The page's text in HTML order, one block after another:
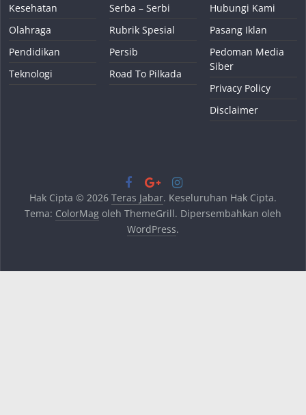
Kesehatan
Olahraga
Pendidikan
Teknologi
Serba – Serbi
Rubrik Spesial
Persib
Road To Pilkada
Hubungi Kami
Pasang Iklan
Pedoman Media
Siber
Privacy Policy
Disclaimer
Hak Cipta © 2026 Teras Jabar. Keseluruhan Hak Cipta.
Tema: ColorMagoleh ThemeGrill. Dipersembahkan oleh
WordPress.